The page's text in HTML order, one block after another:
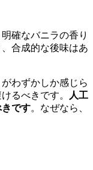
確なバニラの香り
、合成的な後味はあ
わずかしか感じら
るべきです。
人工
です。なぜなら、